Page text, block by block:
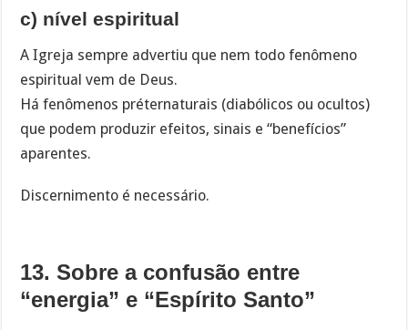
c) nível espiritual
A Igreja sempre advertiu que nem todo fenômeno
espiritual vem de Deus.
Há fenômenos préternaturais (diabólicos ou ocultos)
que podem produzir efeitos, sinais e “benefícios”
aparentes.
Discernimento é necessário.
13. Sobre a confusão entre
“energia” e “Espírito Santo”